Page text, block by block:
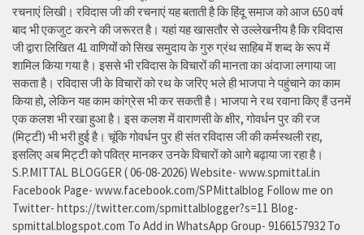
रचनाएं लिखी। रविदास जी की रचनाएं यह बताती है कि हिंदू समाज को आज 650 वर्ष
बाद भी एकजुट करने की जरूरत है। यहां यह खासतौर से उल्लेखनीय है कि रविदास
जी द्वारा लिखित 41 वाणियोंं को सिख समुदाय के गुरु ग्रंथ साहिब में शब्द के रूप में
शामिल किया गया है। इससे भी रविदास के विचारों की मानता का अंदाजा लगाया जा
सकता है। रविदास जी के विचारों को रथ के जरिए भले ही भाजपा ने पहुंचाने का काम
किया हो, लेकिन यह काम कांग्रेस भी कर सकती है। भाजपा ने रथ रवाना किए हैं उनमें
एक कलश भी रखा हुआ है। इस कलश में वाराणसी के क्षीर, गोवर्धन पुर की रज
(मिट्टी) भी भरी हुई है। चूंकि गोवर्धन पुर ही संत रविदास जी की कर्मस्थली रहा,
इसलिए अब मिट्टी को पवित्र मानकर उनके विचारों को आगे बढ़ाया जा रहा है।
S.P.MITTAL BLOGGER ( 06-08-2026) Website- www.spmittal.in
Facebook Page- www.facebook.com/SPMittalblog Follow me on
Twitter- https://twitter.com/spmittalblogger?s=11 Blog-
spmittal.blogspot.com To Add in WhatsApp Group- 9166157932 To